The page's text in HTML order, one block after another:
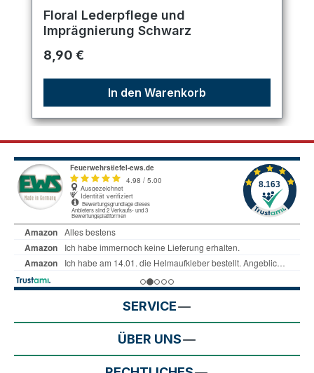
Durchschnittliche Bewertung von 5 von 5 Sternen
Floral Lederpflege und
Imprägnierung Schwarz
Regulärer Preis:
8,90 €
In den Warenkorb
SERVICE
ÜBER UNS